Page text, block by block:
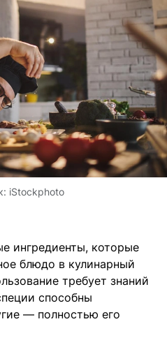
iStockphoto
ингредиенты, которые
блюдо в кулинарный
требует знаний
способны
— полностью его